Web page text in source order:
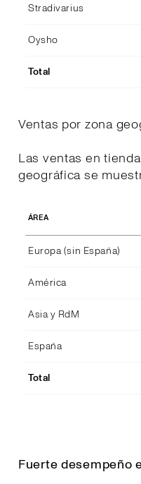
Stradivarius
Oysho
Total
Ventas por zona
Las ventas en
geográfica se
ÁREA
Europa (sin España)
América
Asia y RdM
España
Total
Fuerte desempeño